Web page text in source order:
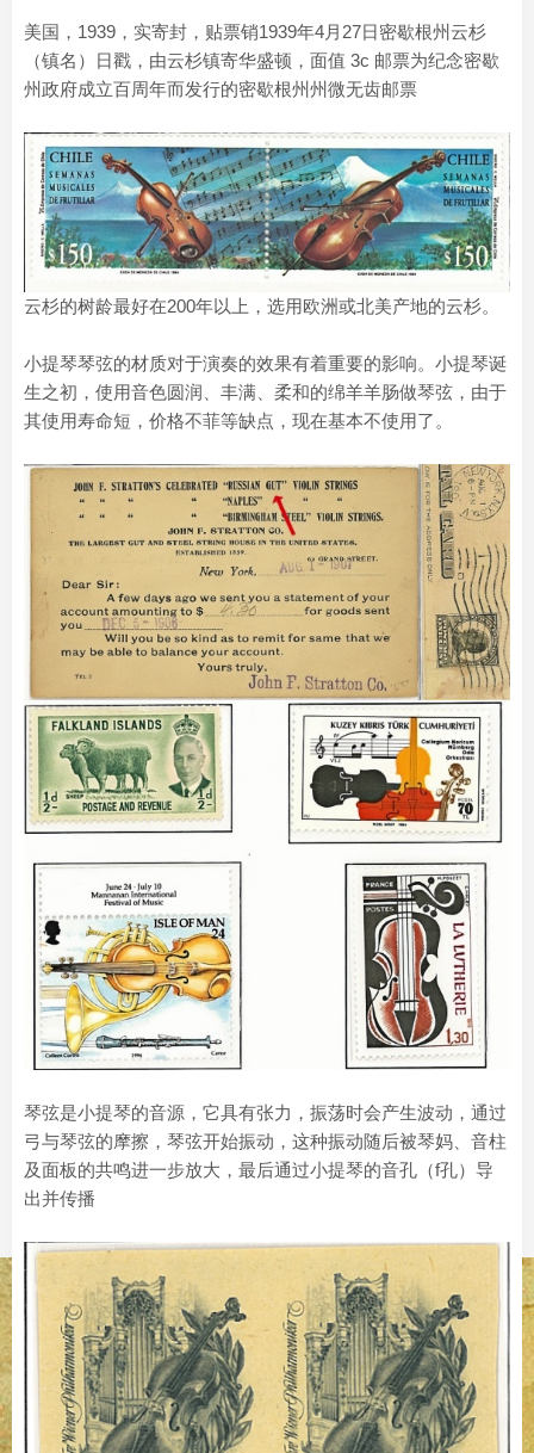
美国，1939，实寄封，贴票销1939年4月27日密歇根州云杉
（镇名）日戳，由云杉镇寄华盛顿，面值 3c 邮票为纪念密歇
州政府成立百周年而发行的密歇根州州微无齿邮票
云杉的树龄最好在200年以上，选用欧洲或北美产地的云杉。
小提琴琴弦的材质对于演奏的效果有着重要的影响。小提琴诞
生之初，使用音色圆润、丰满、柔和的绵羊羊肠做琴弦，由于
其使用寿命短，价格不菲等缺点，现在基本不使用了。
琴弦是小提琴的音源，它具有张力，振荡时会产生波动，通过
弓与琴弦的摩擦，琴弦开始振动，这种振动随后被琴妈、音柱
及面板的共鸣进一步放大，最后通过小提琴的音孔（f孔）导
出并传播